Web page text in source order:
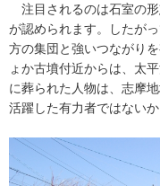
注目されるのは石室の
が認められます。したが
方の集団と強いつながり
ょか古墳付近からは、太
に葬られた人物は、志摩
活躍した有力者ではない